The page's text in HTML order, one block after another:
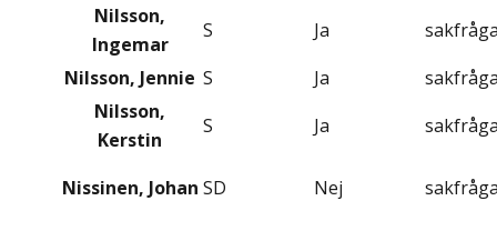
Nilsson,
Ingemar
S Ja
Nilsson, Jennie S Ja
Nilsson,
Kerstin
S Ja
Nissinen, Johan SD Nej